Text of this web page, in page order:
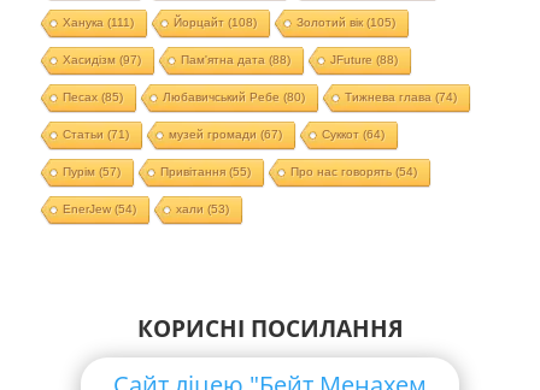
Ханука (111) Йорцайт (108) Золотий вік(105)
Хасидізм (97) Пам'ятна дата (88) JFuture (88)
Песах(85) Любавичський Ребе (80) Тижнева глава (74)
Статьи (71) музей громади (67) Суккот (64)
Пурім (57) Привітання(55) Про нас говорять(54)
EnerJew(54) хали (53)
КОРИСНІ ПОСИЛАННЯ